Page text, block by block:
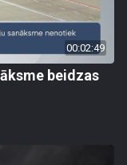
00:02:49
beidzas